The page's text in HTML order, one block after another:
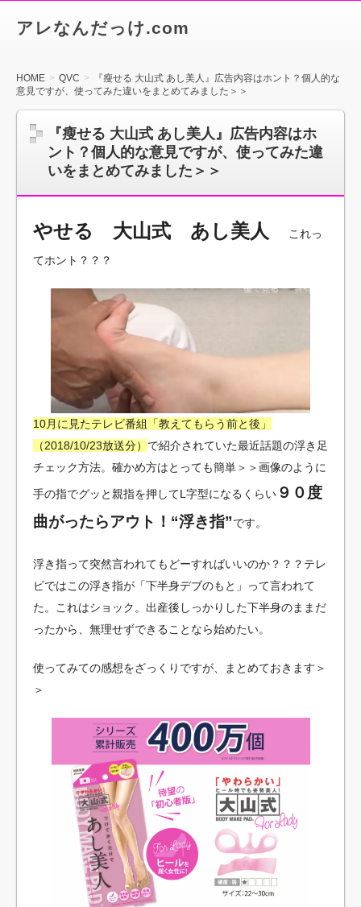
アレなんだっけ.com
HOME QVC
『瘦せる 大山式 あし美人』広告内容はホント？個人的な
意見ですが、使ってみた違いをまとめてみました＞＞
『瘦せる 大山式 あし美人』広告内容はホ
ント？個人的な意見ですが、使ってみた違
いをまとめてみました＞＞
やせる 大山式 あし美人 これっ
てホント？？？
10月に見たテレビ番組「教えてもらう前と後」
（2018/10/23放送分） で紹介されていた最近話題の浮き足
チェック方法。確かめ方はとっても簡単＞＞画像のように
手の指でグッと親指を押してL字型になるくらい ９０度
曲がったらアウト！“浮き指”です。
浮き指って突然言われてもどーすればいいのか？？？テレ
ビではこの浮き指が「下半身デブのもと」って言われて
た。これはショック。出産後しっかりした下半身のままだ
ったから、無理せずできることなら始めたい。
使ってみての感想をざっくりですが、まとめておきます＞
＞